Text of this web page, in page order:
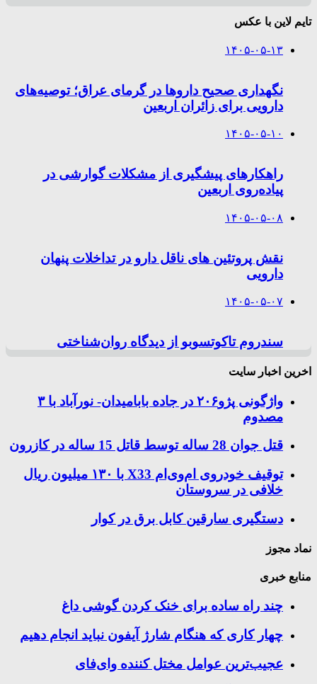
تایم لاین با عکس
۱۴۰۵-۰۵-۱۳
نگهداری صحیح داروها در گرمای عراق؛ توصیه‌های
دارویی برای زائران اربعین
۱۴۰۵-۰۵-۱۰
راهکارهای پیشگیری از مشکلات گوارشی در
پیاده‌روی اربعین
۱۴۰۵-۰۵-۰۸
نقش پروتئین های ناقل دارو در تداخلات پنهان
دارویی
۱۴۰۵-۰۵-۰۷
سندروم تاکوتسوبو از دیدگاه روان‌شناختی
اخرین اخبار سایت
واژگونی پژو۲۰۶ در جاده بابامیدان- نورآباد با ۳
مصدوم
قتل جوان 28 ساله توسط قاتل 15 ساله در کازرون
توقیف خودروی ام‌وی‌ام X33 با ۱۳۰ میلیون ریال
خلافی در سروستان
دستگیری سارقین کابل برق در کوار
نماد مجوز
منابع خبری
چند راه‌ ساده برای خنک کردن گوشی داغ
چهار کاری که هنگام شارژ آیفون نباید انجام دهیم
عجیب‌ترین عوامل مختل کننده وای‌فای